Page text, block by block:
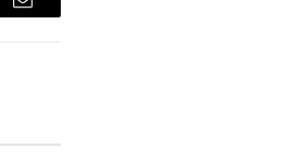
Email